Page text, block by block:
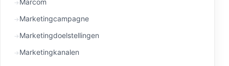
Marcom
Marketingcampagne
Marketingdoelstellingen
Marketingkanalen